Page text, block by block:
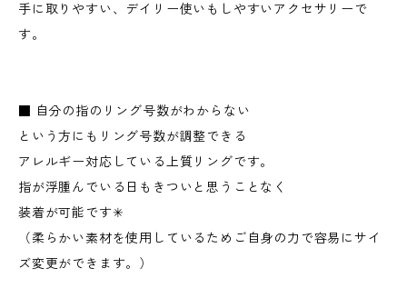
手に取りやすい、デイリー使いもしやすいアクセサリーで
す。
■ 自分の指のリング号数がわからない
という方にもリング号数が調整できる
アレルギー対応している上質リングです。
指が浮腫んでいる日もきついと思うことなく
装着が可能です✳︎
（柔らかい素材を使用しているためご自身の力で容易にサイ
ズ変更ができます。）